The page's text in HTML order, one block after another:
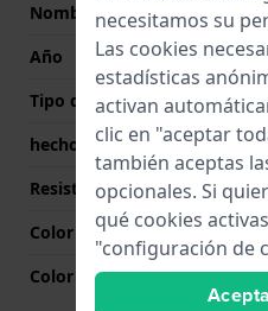
Nombre
Año
Tipo de pantalla
hecho en Suiza
Resistencia al agua
Color de la esfera
Color de la aguja (h,m,s)
necesitamos su
Las cookies
estadísticas
activan
clic en "aceptar
también aceptas
opcionales. Si
qué cookies
"configuración de